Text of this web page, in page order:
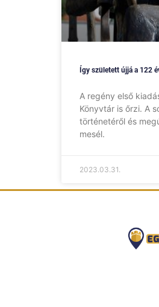
Így született újjá a 122
A regény első
Könyvtár is őrzi. A
történetéről és
mesél.
2023.03.31.